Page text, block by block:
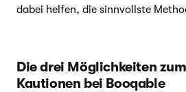
dabei helfen, die sinnvollste
Die drei Möglichkeiten
Kautionen bei Booqable